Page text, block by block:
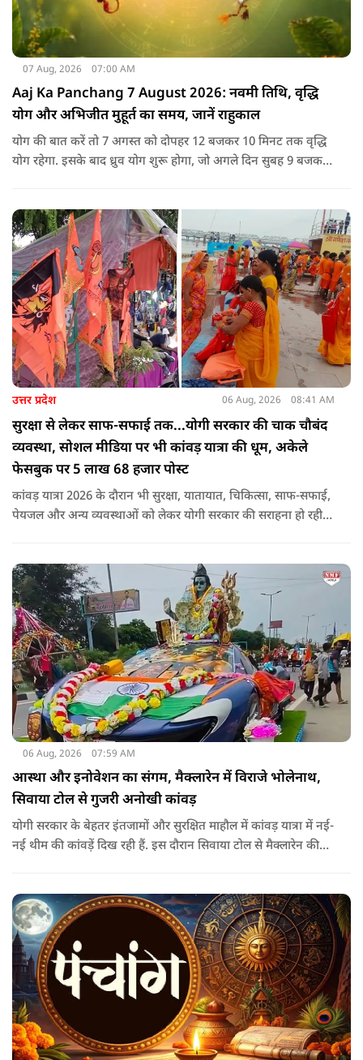
07 Aug, 2026 07:00 AM
Aaj Ka Panchang 7 August 2026: नवमी तिथि, वृद्धि
योग और अभिजीत मुहूर्त का समय, जानें राहुकाल
योग की बात करें तो 7 अगस्त को दोपहर 12 बजकर 10 मिनट तक वृद्धि
योग रहेगा. इसके बाद ध्रुव योग शुरू होगा, जो अगले दिन सुबह 9 बजकर
उत्तर प्रदेश 06 Aug, 2026 08:41 AM
सुरक्षा से लेकर साफ-सफाई तक...योगी सरकार की चाक चौबंद
व्यवस्था, सोशल मीडिया पर भी कांवड़ यात्रा की धूम, अकेले
फेसबुक पर 5 लाख 68 हजार पोस्ट
कांवड़ यात्रा 2026 के दौरान भी सुरक्षा, यातायात, चिकित्सा, साफ-सफाई,
पेयजल और अन्य व्यवस्थाओं को लेकर योगी सरकार की सराहना हो रही
06 Aug, 2026 07:59 AM
आस्था और इनोवेशन का संगम, मैक्लारेन में विराजे भोलेनाथ,
सिवाया टोल से गुजरी अनोखी कांवड़
योगी सरकार के बेहतर इंतजामों और सुरक्षित माहौल में कांवड़ यात्रा में नई-
नई थीम की कांवड़ें दिख रही हैं. इस दौरान सिवाया टोल से मैक्लारेन की